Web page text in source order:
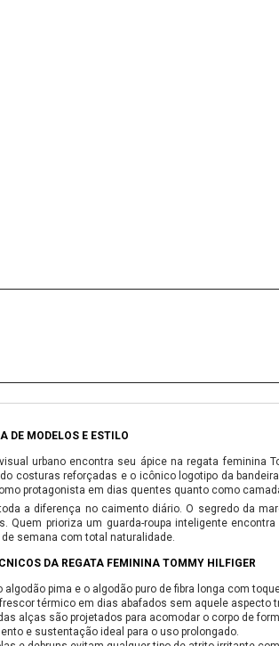
DE MODELOS E ESTILO
urbano encontra seu ápice na regata feminina
costuras reforçadas e o icônico logotipo da
protagonista em dias quentes quanto como
a diferença no caimento diário. O segredo da
Quem prioriza um guarda-roupa inteligente
semana com total naturalidade.
DA REGATA FEMININA TOMMY HILFIGER
pima e o algodão puro de fibra longa com
térmico em dias abafados sem aquele
alças são projetados para acomodar o corpo de
e sustentação ideal para o uso prolongado.